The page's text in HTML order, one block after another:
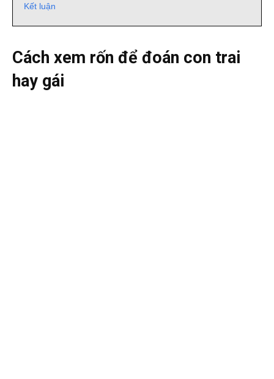
Kết luận
Cách xem rốn để đoán con trai
hay gái